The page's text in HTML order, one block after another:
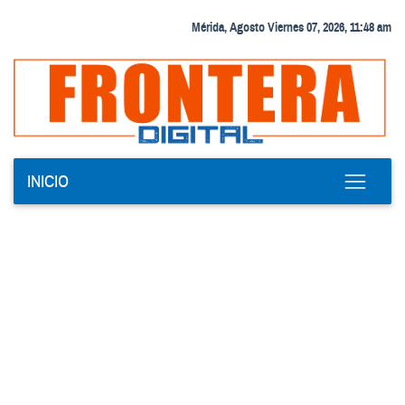
Mérida, Agosto Viernes 07, 2026, 11:48 am
INICIO